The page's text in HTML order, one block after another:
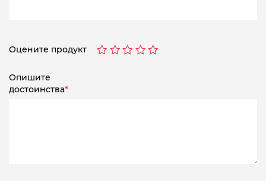
Оцените продукт
Опишите
достоинства*